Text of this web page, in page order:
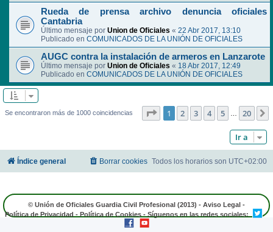
Rueda de prensa archivo denuncia oficiales
Cantabria
Último mensaje por Union de Oficiales « 22 Abr 2017, 13:10
Publicado en COMUNICADOS DE LA UNIÓN DE OFICIALES
AUGC contra la instalación de armeros en Lanzarote
Último mensaje por Union de Oficiales « 18 Abr 2017, 12:49
Publicado en COMUNICADOS DE LA UNIÓN DE OFICIALES
Se encontraron más de 1000 coincidencias Página de 20
1 2 3 4 5 … 20
Ir a
Índice general Todos los horarios son UTC+02:00
Borrar cookies
© Unión de Oficiales Guardia Civil Profesional (2013) - Aviso Legal -
Política de Privacidad-Política de Cookies- Síguenos en las redes sociales: